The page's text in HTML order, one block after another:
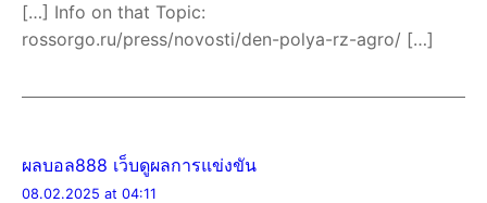
[…] Info on that Topic:
rossorgo.ru/press/novosti/den-polya-rz-agro/ […]
ผลบอล888 เว็บดูผลการแข่งขัน
08.02.2025 at 04:11